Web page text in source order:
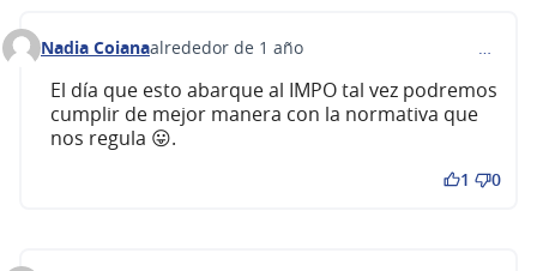
Comentario 583
Nadia Coianaalrededor de 1 año …
El día que esto abarque al IMPO tal vez podremos
cumplir de mejor manera con la normativa que
nos regula 😛.
1 0